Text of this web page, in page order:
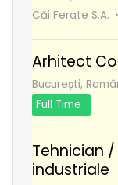
Căi Ferate S.A.
Arhitect
București,
Full Time
Tehnician
industriale